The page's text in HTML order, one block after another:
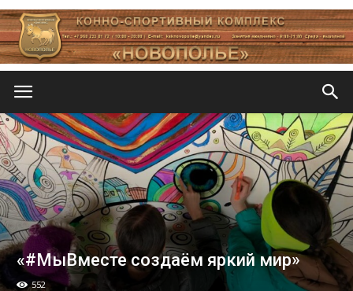
«#МыВместе создаём яркий мир»
552